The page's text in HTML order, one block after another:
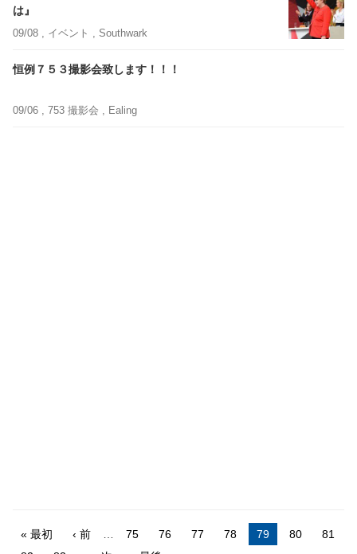
は』
09/08 , イベント , Southwark
恒例７５３撮影会致します！！！
09/06 , 753 撮影会 , Ealing
« 最初 ‹ 前 75 76 77 78 79 80
81